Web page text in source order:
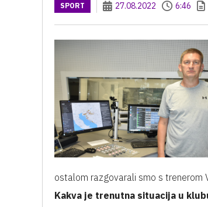
SPORT 27.08.2022 6:46
ostalom razgovarali smo s trenerom
Kakva je trenutna situacija u